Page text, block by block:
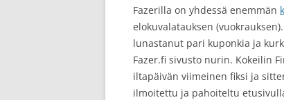
Fazerilla on yhdessä enemmän
elokuvalatauksen
lunastanut pari kuponkia ja
Fazer.fi sivusto nurin. Kokeilin
iltapäivän viimeinen fiksi ja
ilmoitettu ja pahoiteltu